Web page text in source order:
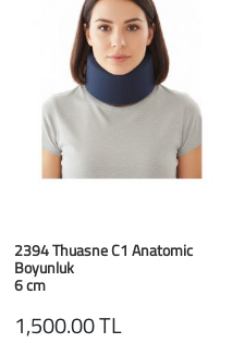
2394 Thuasne C1 Anatomic
Boyunluk
6 cm
1,500.00 TL